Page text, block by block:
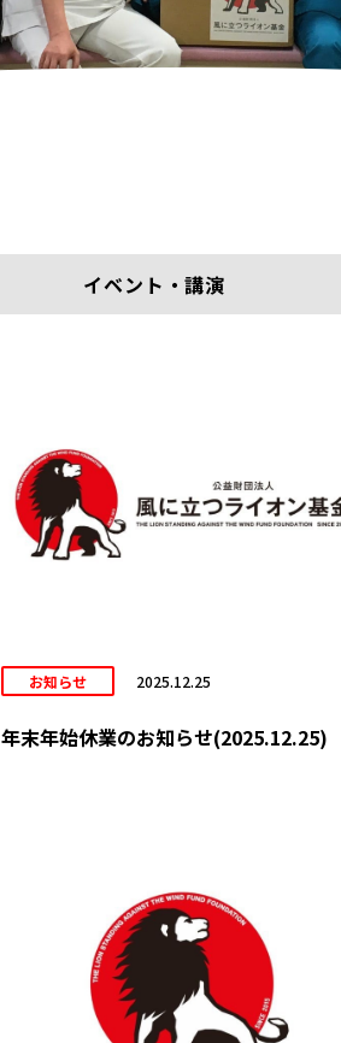
イベント・講演
お知らせ 2025.12.25
年末年始休業のお知らせ(2025.12.25)